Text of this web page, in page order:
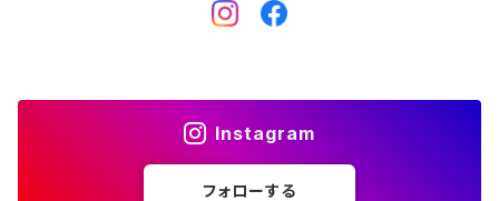
Instagram
フォローする